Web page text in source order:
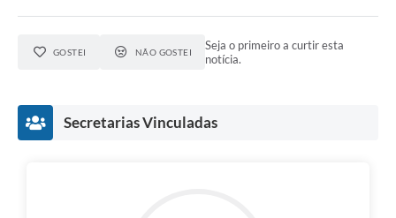
GOSTEI NÃO GOSTEI
Seja o primeiro a curtir esta
notícia.
Secretarias Vinculadas